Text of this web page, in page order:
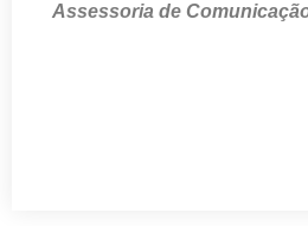
Assessoria de